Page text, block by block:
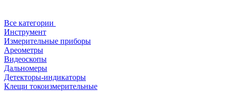
Все категории
Инструмент
Измерительные приборы
Ареометры
Видеоскопы
Дальномеры
Детекторы-индикаторы
Клещи токоизмерительные